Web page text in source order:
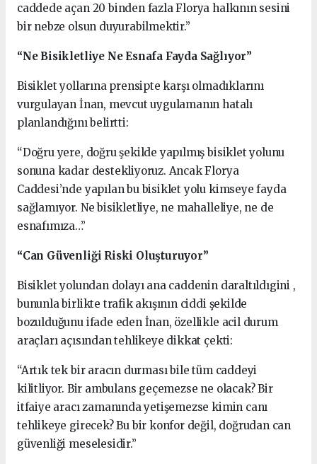
caddede açan 20 binden fazla Florya halkının sesini
bir nebze olsun duyurabilmektir.”
“Ne Bisikletliye Ne Esnafa Fayda Sağlıyor”
Bisiklet yollarına prensipte karşı olmadıklarını
vurgulayan İnan, mevcut uygulamanın hatalı
planlandığını belirtti:
“Doğru yere, doğru şekilde yapılmış bisiklet yolunu
sonuna kadar destekliyoruz. Ancak Florya
Caddesi’nde yapılan bu bisiklet yolu kimseye fayda
sağlamıyor. Ne bisikletliye, ne mahalleliye, ne de
esnafımıza…”
“Can Güvenliği Riski Oluşturuyor”
Bisiklet yolundan dolayı ana caddenin daraltıldıgini ,
bununla birlikte trafik akışının ciddi şekilde
bozulduğunu ifade eden İnan, özellikle acil durum
araçları açısından tehlikeye dikkat çekti:
“Artık tek bir aracın durması bile tüm caddeyi
kilitliyor. Bir ambulans geçemezse ne olacak? Bir
itfaiye aracı zamanında yetişemezse kimin canı
tehlikeye girecek? Bu bir konfor değil, doğrudan can
güvenliği meselesidir.”